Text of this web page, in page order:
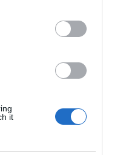
it
un amante. Se
puro.
donde la